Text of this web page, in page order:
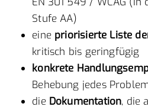
Stufe AA)
eine priorisierte Liste
kritisch bis geringfügig
konkrete
Behebung jedes
die Dokumentation, die